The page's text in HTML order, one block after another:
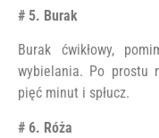
# 5. Burak
Burak ćwikłowy,
wybielania. Po prostu
pięć minut i spłucz.
# 6. Róża